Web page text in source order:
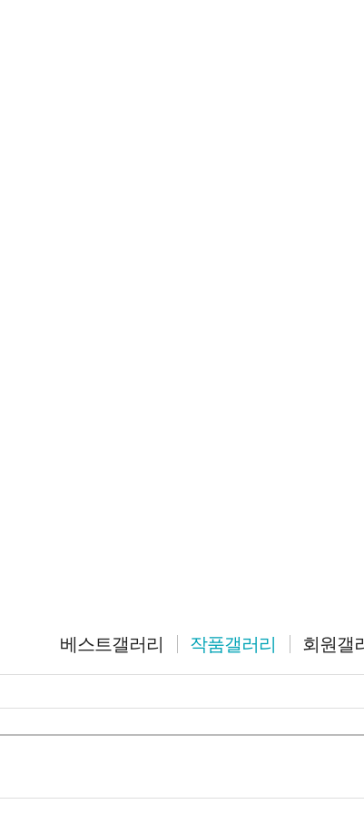
베스트갤러리
작품갤러리
작품갤러리
회원갤